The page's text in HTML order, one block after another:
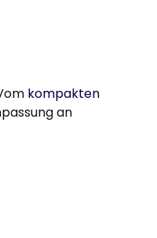
kompakten
an